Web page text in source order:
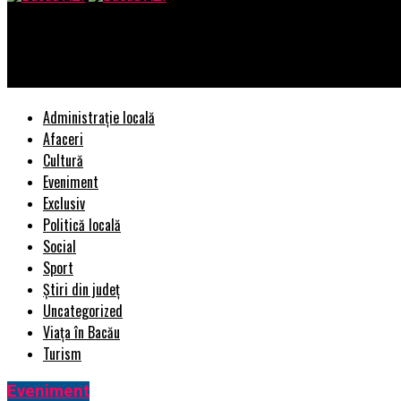
Administrație locală
Afaceri
Cultură
Eveniment
Exclusiv
Politică locală
Social
Sport
Știri din județ
Uncategorized
Viața în Bacău
Turism
Eveniment